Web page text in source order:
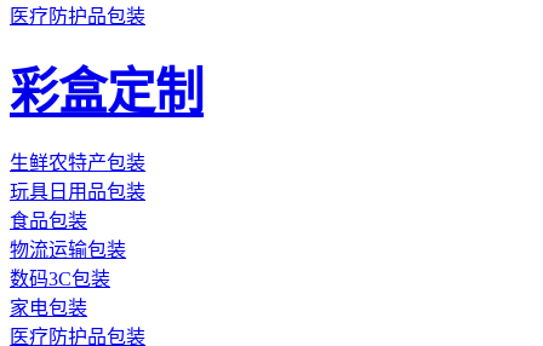
医疗防护品包装
彩盒定制
生鲜农特产包装
玩具日用品包装
食品包装
物流运输包装
数码3C包装
家电包装
医疗防护品包装